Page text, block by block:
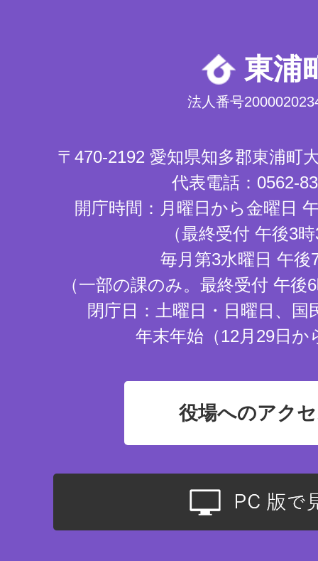
東浦
法人番号
〒470-2192 愛知県知多郡東浦町
代表電話：0562-
開庁時間：月曜日から金曜日
（最終受付 午後3
毎月第3水曜日 午後
（一部の課のみ。最終受付 午
閉庁日：土曜日・日曜日、国
年末年始（12月29日か
役場へのアク